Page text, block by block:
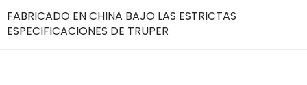
FABRICADO EN CHINA BAJO LAS ESTRICTAS
ESPECIFICACIONES DE TRUPER